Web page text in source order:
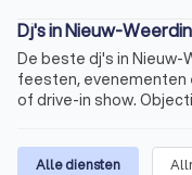
Dj's in Nieuw-
De beste dj's in Nieuw-
feesten, evenementen
of drive-in show.
Alle diensten